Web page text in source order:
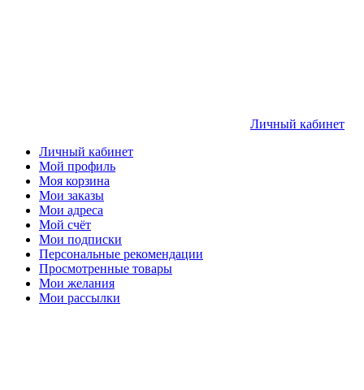
Личный кабинет
Личный кабинет
Мой профиль
Моя корзина
Мои заказы
Мои адреса
Мой счёт
Мои подписки
Персональные рекомендации
Просмотренные товары
Мои желания
Мои рассылки